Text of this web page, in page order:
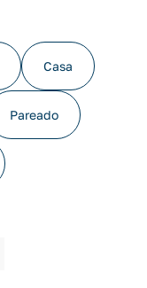
Casa
Pareado